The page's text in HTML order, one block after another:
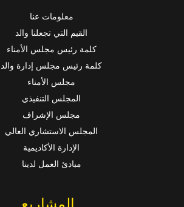
معلومات عنا
القيم التي تجعلنا والد
كلمة رئيس مجلس الأمناء
كلمة رئيس مجلس إدارة والد
مجلس الأمناء
المجلس التنفيذي
مجلس الإشراف
المجلس الاستشاري العالي
الإدارة الأكاديمية
مبادئ العمل لدينا